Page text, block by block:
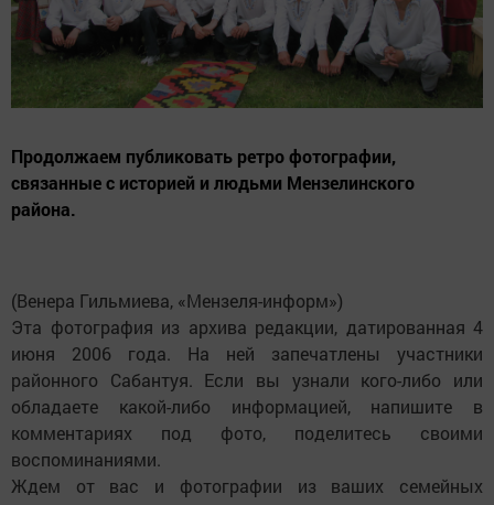
Продолжаем публиковать ретро фотографии,
связанные с историей и людьми Мензелинского
района.
(Венера Гильмиева, «Мензеля-информ»)
Эта фотография из архива редакции, датированная 4
июня 2006 года. На ней запечатлены участники
районного Сабантуя. Если вы узнали кого-либо или
обладаете какой-либо информацией, напишите в
комментариях под фото, поделитесь своими
воспоминаниями.
Ждем от вас и фотографии из ваших семейных